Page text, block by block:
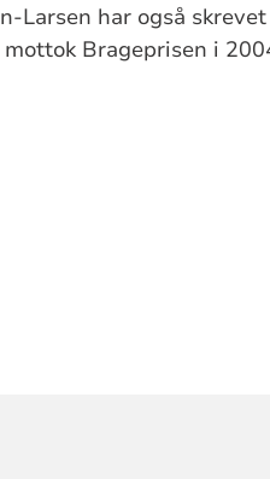
Larsen har også skrevet
Brageprisen i